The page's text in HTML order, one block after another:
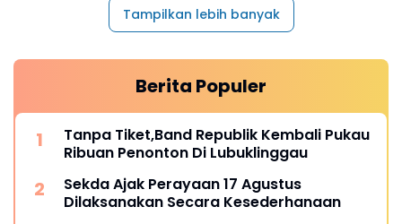
Tampilkan lebih banyak
Berita Populer
Tanpa Tiket,Band Republik Kembali Pukau
Ribuan Penonton Di Lubuklinggau
Sekda Ajak Perayaan 17 Agustus
Dilaksanakan Secara Kesederhanaan